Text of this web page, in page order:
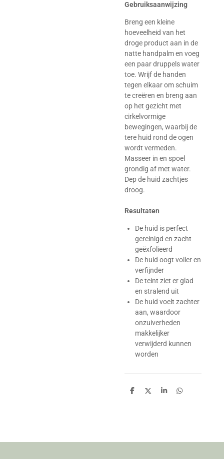
Gebruiksaanwijzing
Breng een kleine
hoeveelheid van het
droge product aan in de
natte handpalm en voeg
een paar druppels water
toe. Wrijf de handen
tegen elkaar om schuim
te creëren en breng aan
op het gezicht met
cirkelvormige
bewegingen, waarbij de
tere huid rond de ogen
wordt vermeden.
Masseer in en spoel
grondig af met water.
Dep de huid zachtjes
droog.
Resultaten
De huid is perfect
gereinigd en zacht
geëxfolieerd
De huid oogt voller en
verfijnder
De teint ziet er glad
en stralend uit
De huid voelt zachter
aan, waardoor
onzuiverheden
makkelijker
verwijderd kunnen
worden
D
D
S
D